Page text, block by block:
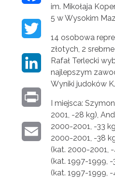
B
O
T
E
E
im. Mikołaja
5 w Wysokim
14 osobowa
złotych, 2
Rafał Terlecki
najlepszym
Wyniki judoków
I miejsca:
2001, -28 kg),
2000-2001, -33
2000-2001, -38
(kat. 2000-2001, -
(kat. 1997-1999, -
(kat. 1997-1999, -